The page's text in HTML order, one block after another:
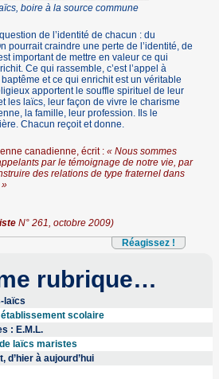
boire à la source commune
de l’identité de chacun : du
pourrait craindre une perte de l’identité, de
important de mettre en valeur ce qui
Ce qui rassemble, c’est l’appel à
et ce qui enrichit est un véritable
apportent le souffle spirituel de leur
les laïcs, leur façon de vivre le charisme
la famille, leur profession. Ils le
Chacun reçoit et donne.
canadienne, écrit :« Nous sommes
par le témoignage de notre vie, par
des relations de type fraternel dans
»
N° 261, octobre 2009)
Réagissez !
rubrique…
laïcs
établissement scolaire
: E.M.L.
laïcs maristes
à aujourd’hui